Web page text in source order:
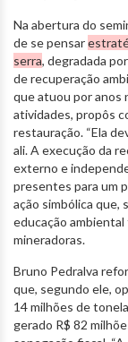
Na abertura do
de se pensar
serra, degradada
de recuperação
que atuou por anos
atividades, propôs
restauração. “Ela
ali. A execução da
externo e
presentes para um
ação simbólica que,
educação
mineradoras.
Bruno Pedralva
que, segundo ele,
14 milhões de
gerado R$ 82